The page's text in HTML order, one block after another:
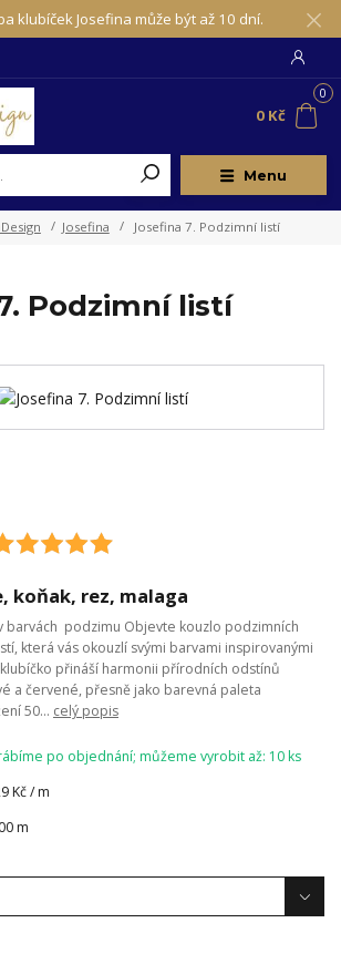
klubíček Josefina může být až 10 dní.
Menu
0
0 Kč
Josefina Josefina 7. Podzimní listí
Podzimní listí
koňak, rez, malaga
barvách podzimu Objevte kouzlo podzimních
která vás okouzlí svými barvami inspirovanými
přináší harmonii přírodních odstínů
a červené, přesně jako barevná paleta
50... celý popis
po objednání; můžeme vyrobit až: 10 ks
Kč / m
m